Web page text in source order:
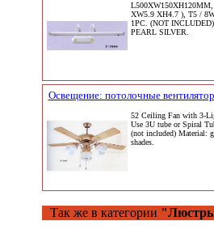
XW5.9 XH4.7 ), T5 /
1PC. (NOT
PEARL SILVER.
Освещение: потолочные
52 Ceiling Fan with 3-
Use 3U tube or Spiral
(not included) Material:
shades.
Так же в категории